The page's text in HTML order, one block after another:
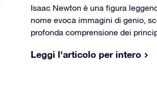
Isaac Newton è una figura
nome evoca immagini di genio,
profonda comprensione dei
Leggi l'articolo per intero